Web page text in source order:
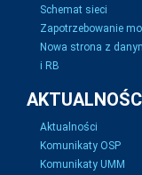
Schemat sieci
Zapotrzebowanie
Nowa strona z
i RB
Aktualności
Komunikaty OSP
Komunikaty UMM